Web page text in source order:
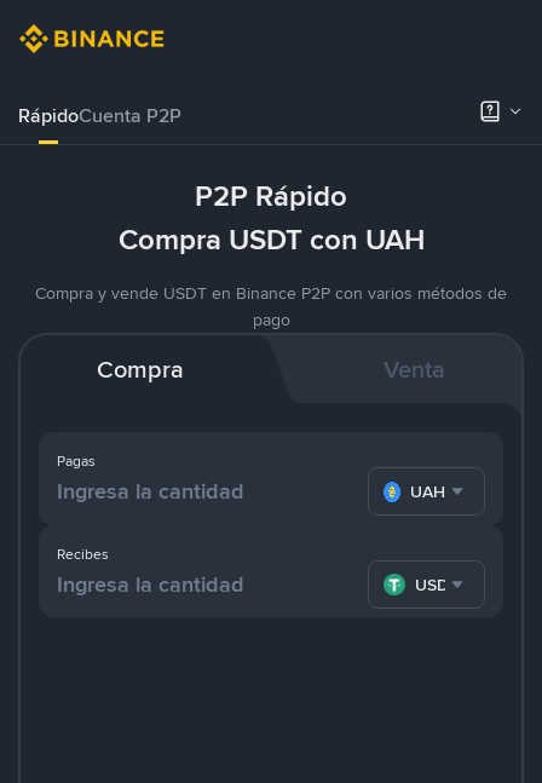
RápidoCuenta P2P
P2P Rápido
Compra USDT con UAH
Compra y vende USDT en Binance P2P con varios métodos de
pago
Compra Venta
Pagas
UAH
Recibes
USDT